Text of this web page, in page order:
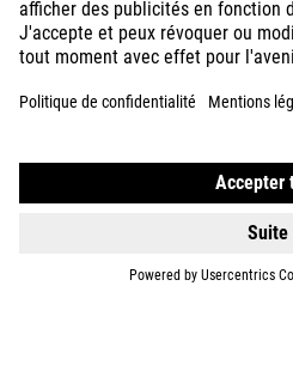
IMPRINT PRIVACY EU DATA ACT
FRANÇAIS